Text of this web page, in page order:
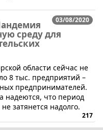
03/08/2020
среду для
области сейчас не
8 тыс. предприятий –
предпринимателей.
надеются, что период
затянется надолго.
217